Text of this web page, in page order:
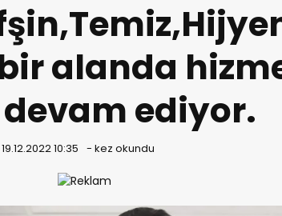
alanda
ediyor.
19.12.2022 10:35 - kez okundu